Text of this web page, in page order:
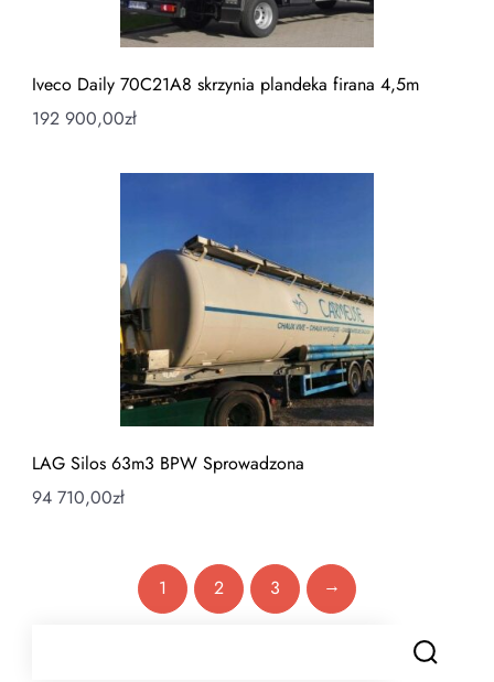
Iveco Daily 70C21A8 skrzynia plandeka firana 4,5m
192 900,00zł
LAG Silos 63m3 BPW Sprowadzona
94 710,00zł
1 2 3 →